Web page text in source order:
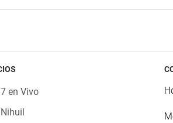
en Vivo